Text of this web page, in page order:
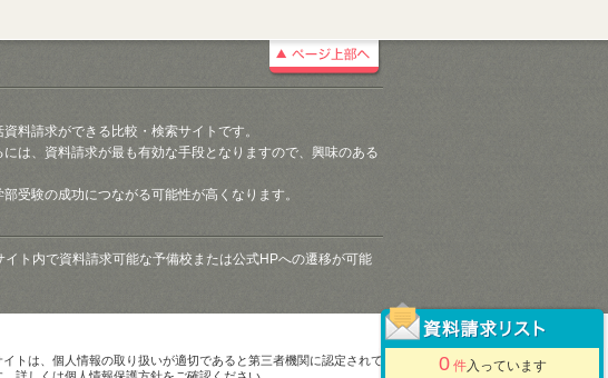
0 件入っています
料請求ができる比較・検索サイトです。
は、資料請求が最も有効な手段となりますので、興味のある
受験の成功につながる可能性が高くなります。
ト内で資料請求可能な予備校または公式HPへの遷移が可能
イトは、個人情報の取り扱いが適切であると第三者機関に認定されて
。詳しくは個人情報保護方針をご確認ください。